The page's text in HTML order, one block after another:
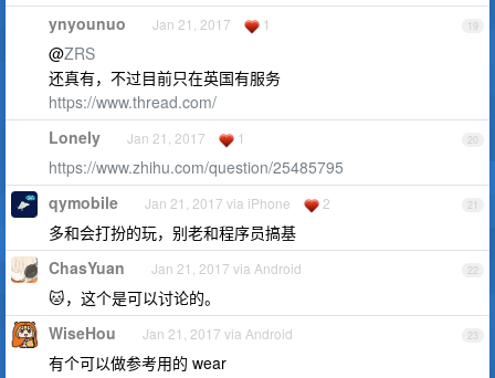
19
ynyounuo Jan 21, 2017 1
@ZRS
还真有，不过目前只在英国有服务
https://www.thread.com/
20
Lonely Jan 21, 2017 1
https://www.zhihu.com/question/25485795
21
qymobile Jan 21, 2017 via iPhone 2
多和会打扮的玩，别老和程序员搞基
22
ChasYuan Jan 21, 2017 via Android
🐱，这个是可以讨论的。
23
WiseHou Jan 21, 2017 via Android
有个可以做参考用的 wear